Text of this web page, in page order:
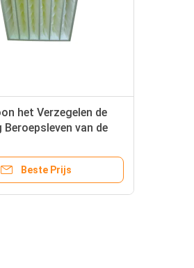
het Verzegelen de
Beroepsleven van de
Beste Prijs